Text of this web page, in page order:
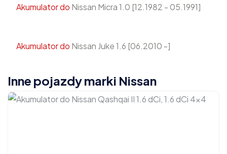
Akumulator do Nissan Micra 1.0 [12.1982 - 05.1991]
Akumulator do Nissan Juke 1.6 [06.2010 -]
Inne pojazdy marki Nissan